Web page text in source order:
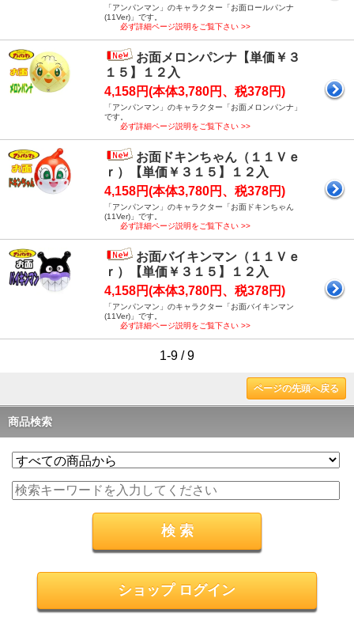
「アンパンマン」のキャラクター「お面ロールパンナ
(11Ver)」です。
必ず詳細ページ説明をご覧下さい >>
お面メロンパンナ【単価￥３
１５】１２入
4,158円(本体3,780円、税378円)
「アンパンマン」のキャラクター「お面メロンパンナ」
です。
必ず詳細ページ説明をご覧下さい >>
お面ドキンちゃん（１１Ｖｅ
ｒ）【単価￥３１５】１２入
4,158円(本体3,780円、税378円)
「アンパンマン」のキャラクター「お面ドキンちゃん
(11Ver)」です。
必ず詳細ページ説明をご覧下さい >>
お面バイキンマン（１１Ｖｅ
ｒ）【単価￥３１５】１２入
4,158円(本体3,780円、税378円)
「アンパンマン」のキャラクター「お面バイキンマン
(11Ver)」です。
必ず詳細ページ説明をご覧下さい >>
1-9 / 9
ページの先頭へ戻る
商品検索
ショップ ログイン